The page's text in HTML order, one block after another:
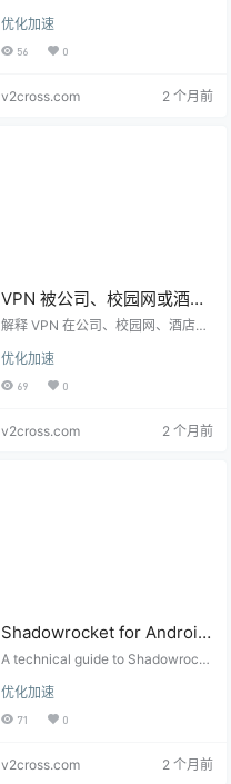
方案
端时的可行方案，包括路由器 VP
N、电脑共享热点、Smart DNS 和
兼容性风险。
优化加速
56 0
v2cross.com 2 个月前
VPN 被公司、校园网或酒店
网络限制怎么办？端口、协
解释 VPN 在公司、校园网、酒店网
封锁、UDP 阻断、协议识别、防火
墙策略和合规排查方法。
优化加速
69 0
v2cross.com 2 个月前
Shadowrocket for Android
Background Stability:
Optimization, and Keep-
Alive Settings
A technical guide to Shadowrock
nects, Android VpnService behavi
or, battery optimization, network s
优化加速
71 0
v2cross.com 2 个月前